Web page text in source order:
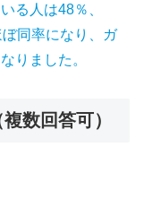
る人は48％、
ぼ同率になり、ガ
りました。
数回答可）